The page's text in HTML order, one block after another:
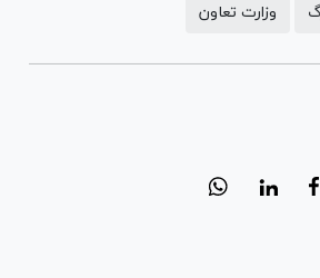
وزارت تعاون